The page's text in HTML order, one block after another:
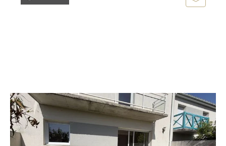
ROYAN 17
81,35 m
, 4 pièces
Ref : 9098
Maison à vendre